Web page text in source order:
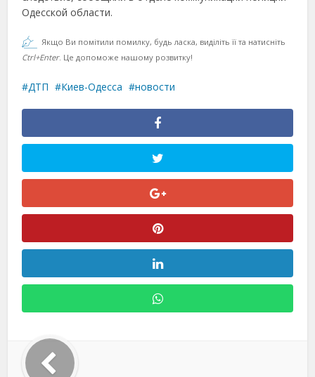
Одесской области.
Якщо Ви помітили помилку, будь ласка, виділіть її та натисніть
Ctrl+Enter. Це допоможе нашому розвитку!
ДТП Киев-Одесса новости